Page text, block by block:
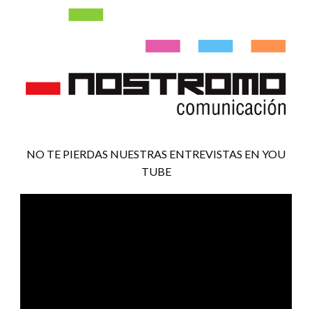
NO TE PIERDAS NUESTRAS ENTREVISTAS EN YOU
TUBE